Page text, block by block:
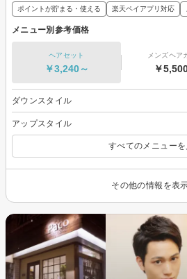
ポイントが貯まる・使える 楽天ペイアプリ対応
メニュー別参考価格
ヘアセット
￥3,240～
メンズヘア
￥
ダウンスタイル
アップスタイル
すべてのメニューを
その他の情報を表